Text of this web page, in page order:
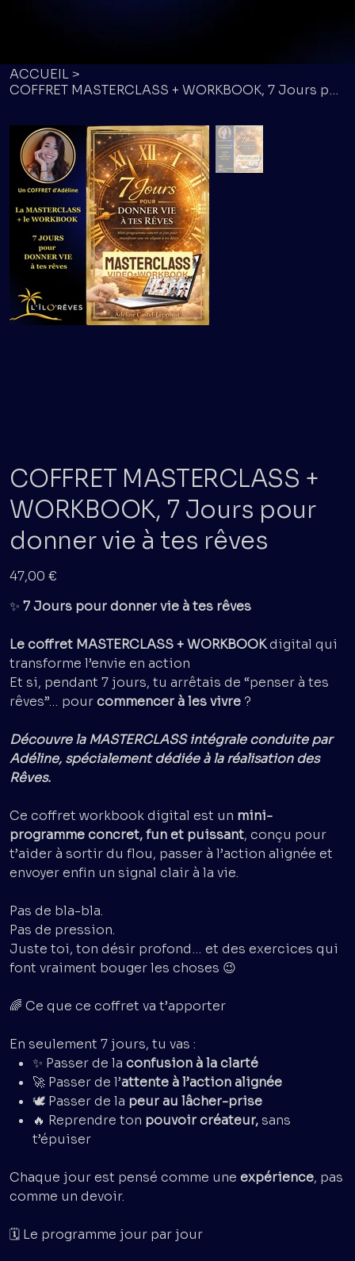
ACCUEIL >
COFFRET MASTERCLASS + WORKBOOK, 7 Jours pour donner vie à tes rêves
COFFRET MASTERCLASS +
WORKBOOK, 7 Jours pour
donner vie à tes rêves
Prix
47,00 €
✨7 Jours pour donner vie à tes rêves
Le coffret MASTERCLASS + WORKBOOKdigital qui
transforme l’envie en action
Et si, pendant 7 jours, tu arrêtais de “penser à tes
rêves”… pourcommencer à les vivre ?
Découvre la MASTERCLASS intégrale conduite par
Adéline, spécialement dédiée à la réalisation des
Rêves.
Ce coffret workbook digital est un mini-
programme concret, fun et puissant, conçu pour
t’aider à sortir du flou, passer à l’action alignée et
envoyer enfin un signal clair à la vie.
Pas de bla-bla.
Pas de pression.
Juste toi, ton désir profond… et des exercices qui
font vraiment bouger les choses 😉
🌈 Ce que ce coffret va t’apporter
En seulement 7 jours, tu vas :
✨ Passer de laconfusion à la clarté
🚀 Passer de l’attente à l’action alignée
🕊️ Passer de la peur au lâcher-prise
🔥 Reprendre ton pouvoir créateur,sans
t’épuiser
Chaque jour est pensé comme uneexpérience, pas
comme un devoir.
🗓️ Le programme jour par jour